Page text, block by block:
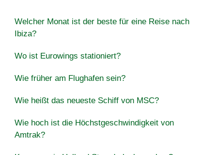
Welcher Monat ist der beste für eine Reise nach
Ibiza?
Wo ist Eurowings stationiert?
Wie früher am Flughafen sein?
Wie heißt das neueste Schiff von MSC?
Wie hoch ist die Höchstgeschwindigkeit von
Amtrak?